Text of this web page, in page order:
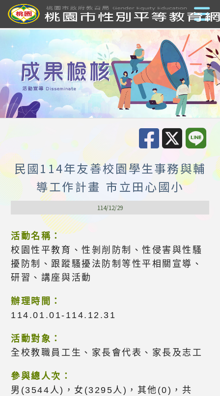
民國114年友善校園學生事務與輔
導工作計畫 市立田心國小
114/12/29
活動名稱：
校園性平教育、性剝削防制、性侵害與性騷
擾防制、跟蹤騷擾法防制等性平相關宣導、
研習、講座與活動
辦理時間：
114.01.01-114.12.31
活動對象：
全校教職員工生、家長會代表、家長及志工
參與總人次：
男(3544人)，女(3295人)，其他(0)，共